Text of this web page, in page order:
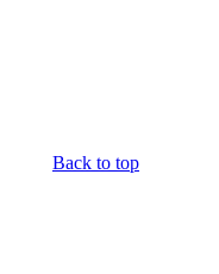
Back to top